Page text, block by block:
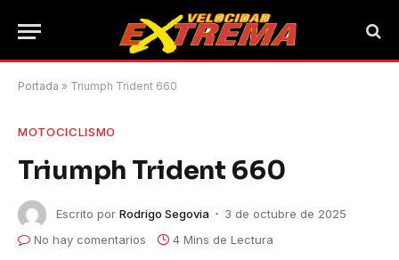
Portada » Triumph Trident 660
MOTOCICLISMO
Triumph Trident 660
Escrito por Rodrigo Segovia
3 de octubre de 2025
No hay comentarios
4 Mins de Lectura